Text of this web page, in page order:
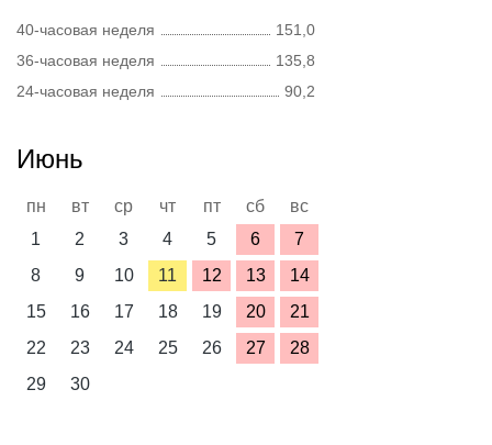
40-часовая неделя
151,0
36-часовая неделя
135,8
24-часовая неделя
90,2
Июнь
пн вт ср чт пт сб
вс
1
2 3 4 5 6
7
8
9 10 11 12 13
14
15
16 17 18 19 20
21
22
23 24 25 26 27
28
29
30